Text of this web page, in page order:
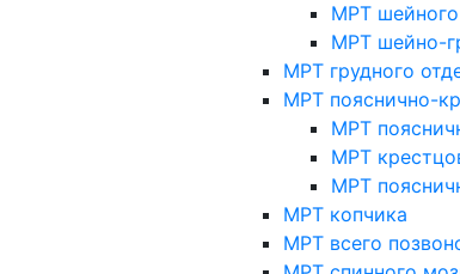
МРТ шейного
МРТ шейно-
МРТ грудного
МРТ пояснично-
МРТ
МРТ
МРТ
МРТ копчика
МРТ всего